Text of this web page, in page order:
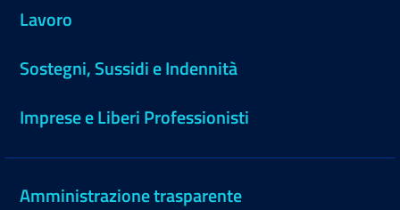
Lavoro
Sostegni, Sussidi e Indennità
Imprese e Liberi Professionisti
Amministrazione trasparente